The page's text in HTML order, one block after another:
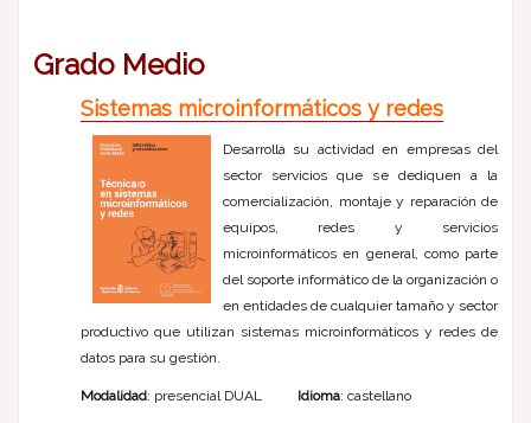
Grado Medio
Sistemas microinformáticos y redes
Desarrolla su actividad en empresas del
sector servicios que se dediquen a la
comercialización, montaje y reparación de
equipos, redes y servicios
microinformáticos en general, como parte
del soporte informático de la organización o
en entidades de cualquier tamaño y sector
productivo que utilizan sistemas microinformáticos y redes de
datos para su gestión.
Modalidad: presencial DUAL Idioma: castellano